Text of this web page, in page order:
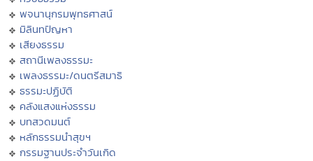
พจนานุกรมพุทธศาสน์
มิลินทปัญหา
เสียงธรรม
สถานีเพลงธรรมะ
เพลงธรรมะ/ดนตรีสมาธิ
ธรรมะปฏิบัติ
คลังแสงแห่งธรรม
บทสวดมนต์
หลักธรรมนำสุขฯ
กรรมฐานประจำวันเกิด